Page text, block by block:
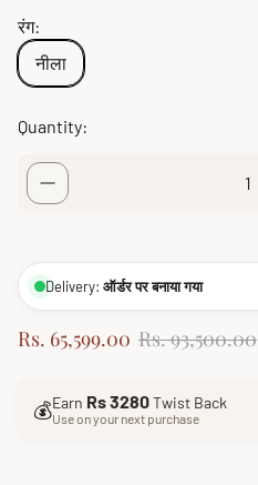
रंग:
नीला
Quantity:
Delivery: ऑर्डर पर बनाया गया
S
Rs. 65,599.00 R
u
l
Rs. 93,500.00
💰Earn Rs 3280Twist Back
Use on your next purchase